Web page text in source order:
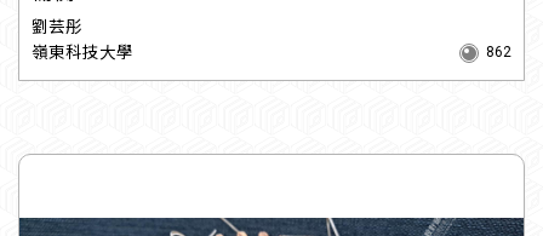
劉芸彤
嶺東科技大學
862